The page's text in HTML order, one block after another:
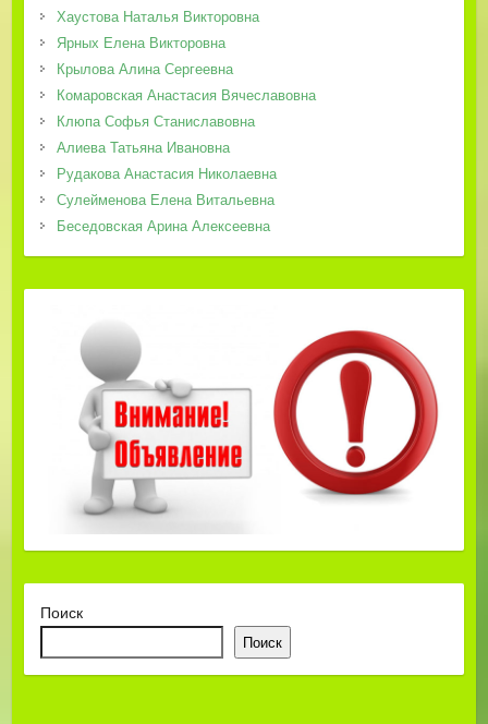
Хаустова Наталья Викторовна
Ярных Елена Викторовна
Крылова Алина Сергеевна
Комаровская Анастасия Вячеславовна
Клюпа Софья Станиславовна
Алиева Татьяна Ивановна
Рудакова Анастасия Николаевна
Сулейменова Елена Витальевна
Беседовская Арина Алексеевна
Поиск
Поиск